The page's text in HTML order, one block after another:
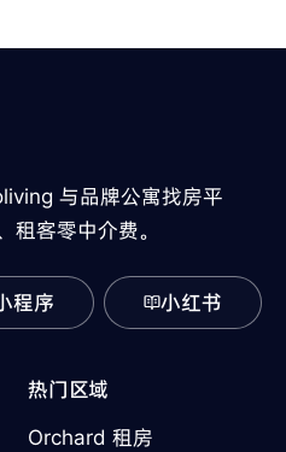
与品牌公寓找房平
租客零中介费。
程序 小红书
热门区域
Orchard 租房